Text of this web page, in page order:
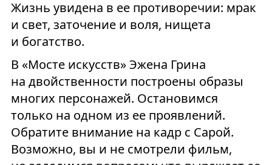
Жизнь увидена в ее противоречии: мрак
и свет, заточение и воля, нищета
и богатство.
В «Мосте искусств» Эжена Грина
на двойственности построены образы
многих персонажей. Остановимся
только на одном из ее проявлений.
Обратите внимание на кадр с Сарой.
Возможно, вы и не смотрели фильм,